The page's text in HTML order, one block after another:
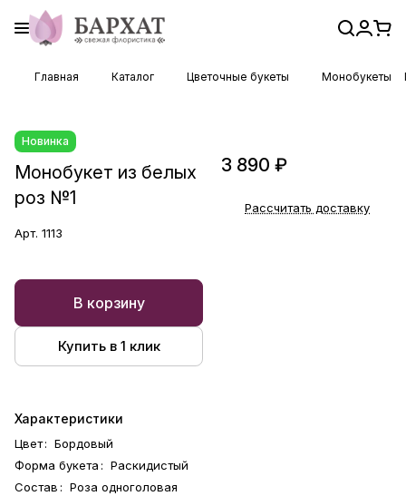
Главная Каталог Цветочные букеты Монобукеты
Новинка
Монобукет из белых
роз №1
Арт. 1113
В корзину
Купить в 1 клик
Характеристики
Цвет: Бордовый
Форма букета: Раскидистый
Состав: Роза одноголовая
3 890 ₽
Рассчитать доставку